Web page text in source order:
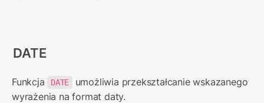
DATE
Funkcja DATE
umożliwia przekształcanie wskazanego
wyrażenia na format daty.